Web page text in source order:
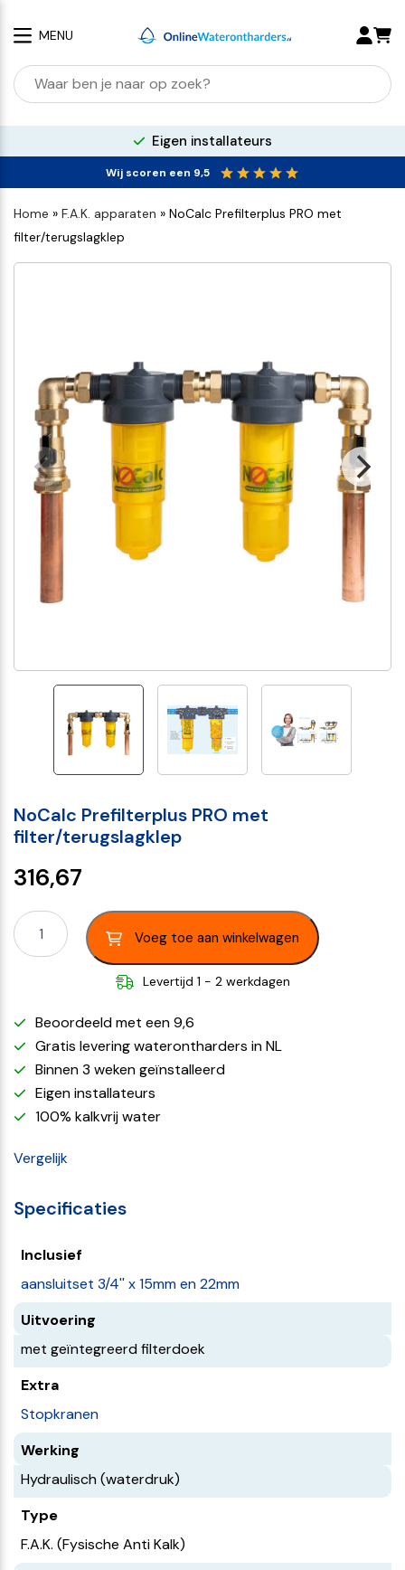
MENU
100% kalkvrij water
Wij scoren een 9,5
Home » F.A.K. apparaten » NoCalc Prefilterplus PRO met
filter/terugslagklep
NoCalc Prefilterplus PRO met
filter/terugslagklep
316,67
Voeg toe aan winkelwagen
Levertijd 1 - 2 werkdagen
Beoordeeld met een 9,6
Gratis levering waterontharders in NL
Binnen 3 weken geïnstalleerd
Eigen installateurs
100% kalkvrij water
Vergelijk
Specificaties
Inclusief
aansluitset 3/4'' x 15mm en 22mm
Uitvoering
met geïntegreerd filterdoek
Extra
Stopkranen
Werking
Hydraulisch (waterdruk)
Type
F.A.K. (Fysische Anti Kalk)